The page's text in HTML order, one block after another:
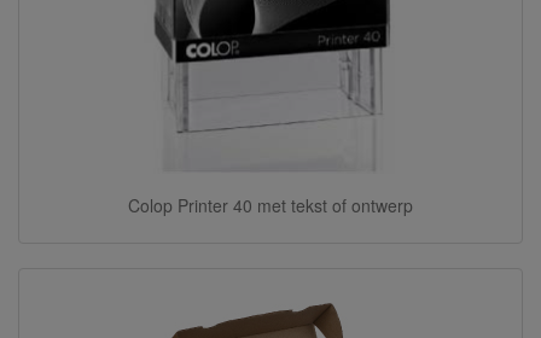
Colop Printer 40 met tekst of ontwerp